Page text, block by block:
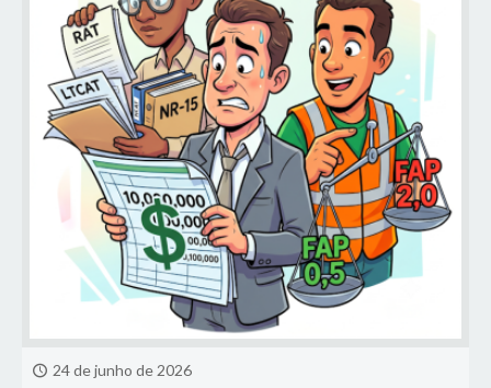
24 de junho de 2026